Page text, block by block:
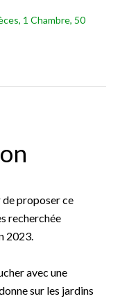
1 Chambre, 50
proposer ce
recherchée
2023.
avec une
sur les jardins